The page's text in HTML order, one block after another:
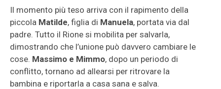
Il momento più teso arriva con il rapimento della
piccola Matilde, figlia di Manuela, portata via dal
padre. Tutto il Rione si mobilita per salvarla,
dimostrando che l’unione può davvero cambiare le
cose. Massimo e Mimmo, dopo un periodo di
conflitto, tornano ad allearsi per ritrovare la
bambina e riportarla a casa sana e salva.